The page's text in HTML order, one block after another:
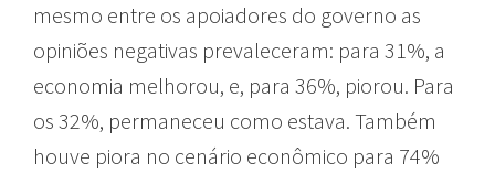
mesmo entre os apoiadores do governo as
opiniões negativas prevaleceram: para 31%, a
economia melhorou, e, para 36%, piorou. Para
os 32%, permaneceu como estava. Também
houve piora no cenário econômico para 74%